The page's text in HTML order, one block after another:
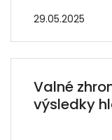
29.05.2025
Valné
výsledky